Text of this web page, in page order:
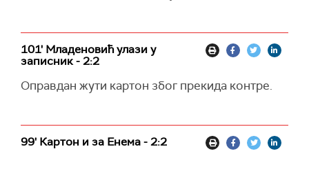
101' Младеновић улази у
записник - 2:2
Оправдан жути картон због прекида контре.
99' Картон и за Енема - 2:2